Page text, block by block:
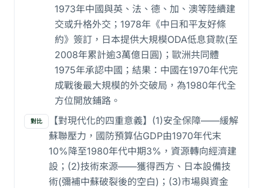
1973年中國與英、法、德、加、澳等陸續建
交或升格外交；1978年《中日和平友好條
約》簽訂，日本提供大規模ODA低息貸款(至
2008年累計逾3萬億日圓)；歐洲共同體
1975年承認中國；結果：中國在1970年代完
成戰後最大規模的外交破局，為1980年代全
方位開放鋪路。
對比
【對現代化的四重意義】(1)安全保障——緩解
蘇聯壓力，國防預算佔GDP由1970年代末
10%降至1980年代中期3%，資源轉向經濟建
設；(2)技術來源——獲得西方、日本設備技
術(彌補中蘇破裂後的空白)；(3)市場與資金